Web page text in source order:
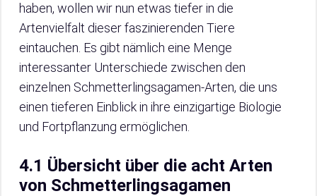
haben, wollen wir nun etwas tiefer in die
Artenvielfalt dieser faszinierenden Tiere
eintauchen. Es gibt nämlich eine Menge
interessanter Unterschiede zwischen den
einzelnen Schmetterlingsagamen-Arten, die uns
einen tieferen Einblick in ihre einzigartige Biologie
und Fortpflanzung ermöglichen.
4.1 Übersicht über die acht Arten
von Schmetterlingsagamen